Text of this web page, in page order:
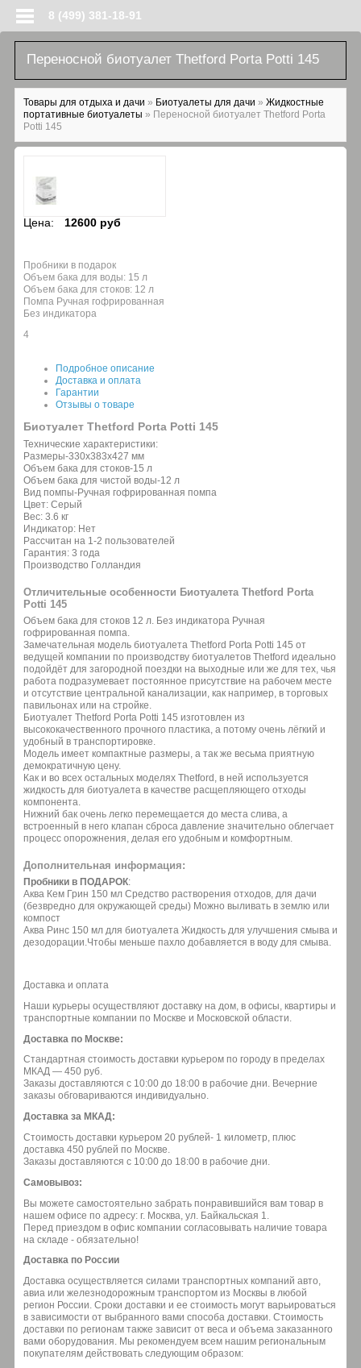
8 (499) 381-18-91
Переносной биотуалет Thetford Porta Potti 145
Вы здесь
Товары для отдыха и дачи » Биотуалеты для дачи » Жидкостные
портативные биотуалеты » Переносной биотуалет Thetford Porta
Potti 145
Цена: 12600 руб
Пробники в подарок
Объем бака для воды: 15 л
Объем бака для стоков: 12 л
Помпа Ручная гофрированная
Без индикатора
4
Подробное описание
Доставка и оплата
Гарантии
Отзывы о товаре
Биотуалет Thetford Porta Potti 145
Технические характеристики:
Размеры-330х383х427 мм
Объем бака для стоков-15 л
Объем бака для чистой воды-12 л
Вид помпы-Ручная гофрированная помпа
Цвет: Серый
Вес: 3.6 кг
Индикатор: Нет
Рассчитан на 1-2 пользователей
Гарантия: 3 года
Производство Голландия
Отличительные особенности Биотуалета Thetford Porta
Potti 145
Объем бака для стоков 12 л. Без индикатора Ручная
гофрированная помпа.
Замечательная модель биотуалета Thetford Porta Potti 145 от
ведущей компании по производству биотуалетов Thetford идеально
подойдёт для загородной поездки на выходные или же для тех, чья
работа подразумевает постоянное присутствие на рабочем месте
и отсутствие центральной канализации, как например, в торговых
павильонах или на стройке.
Биотуалет Thetford Porta Potti 145 изготовлен из
высококачественного прочного пластика, а потому очень лёгкий и
удобный в транспортировке.
Модель имеет компактные размеры, а так же весьма приятную
демократичную цену.
Как и во всех остальных моделях Thetford, в ней используется
жидкость для биотуалета в качестве расщепляющего отходы
компонента.
Нижний бак очень легко перемещается до места слива, а
встроенный в него клапан сброса давление значительно облегчает
процесс опорожнения, делая его удобным и комфортным.
Дополнительная информация:
Пробники в ПОДАРОК:
Аква Кем Грин 150 мл Средство растворения отходов, для дачи
(безвредно для окружающей среды) Можно выливать в землю или
компост
Аква Ринс 150 мл для биотуалета Жидкость для улучшения смыва и
дезодорации.Чтобы меньше пахло добавляется в воду для смыва.
Доставка и оплата
Наши курьеры осуществляют доставку на дом, в офисы, квартиры и
транспортные компании по Москве и Московской области.
Доставка по Москве:
Стандартная стоимость доставки курьером по городу в пределах
МКАД — 450 руб.
Заказы доставляются с 10:00 до 18:00 в рабочие дни. Вечерние
заказы обговариваются индивидуально.
Доставка за МКАД:
Стоимость доставки курьером 20 рублей- 1 километр, плюс
доставка 450 рублей по Москве.
Заказы доставляются с 10:00 до 18:00 в рабочие дни.
Самовывоз:
Вы можете самостоятельно забрать понравившийся вам товар в
нашем офисе по адресу: г. Москва, ул. Байкальская 1.
Перед приездом в офис компании согласовывать наличие товара
на складе - обязательно!
Доставка по России
Доставка осуществляется силами транспортных компаний авто,
авиа или железнодорожным транспортом из Москвы в любой
регион России. Сроки доставки и ее стоимость могут варьироваться
в зависимости от выбранного вами способа доставки. Стоимость
доставки по регионам также зависит от веса и объема заказанного
вами оборудования. Мы рекомендуем всем нашим региональным
покупателям действовать следующим образом: